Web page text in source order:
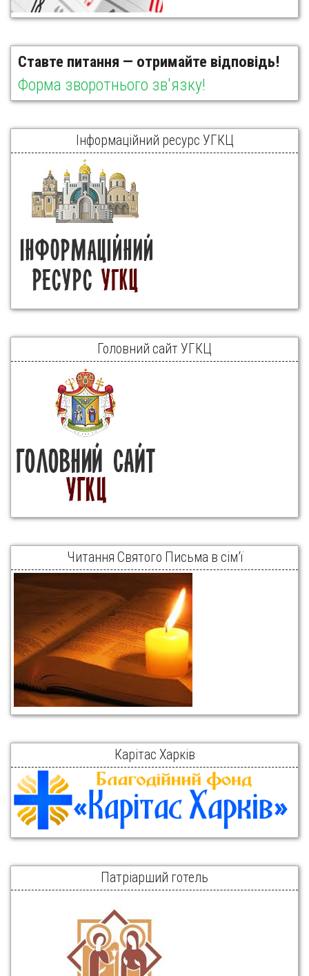
Ставте питання — отримайте відповідь!
Форма зворотнього зв'язку!
Інформаційний ресурс УГКЦ
Головний сайт УГКЦ
Читання Святого Письма в сім’ї
Карітас Харків
Патріарший готель